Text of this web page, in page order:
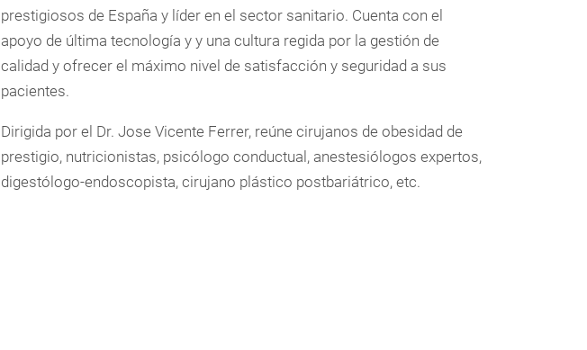
prestigiosos de España y líder en el sector sanitario. Cuenta con el
apoyo de última tecnología y y una cultura regida por la gestión de
calidad y ofrecer el máximo nivel de satisfacción y seguridad a sus
pacientes.
Dirigida por el Dr. Jose Vicente Ferrer, reúne cirujanos de obesidad de
prestigio, nutricionistas, psicólogo conductual, anestesiólogos expertos,
digestólogo-endoscopista, cirujano plástico postbariátrico, etc.